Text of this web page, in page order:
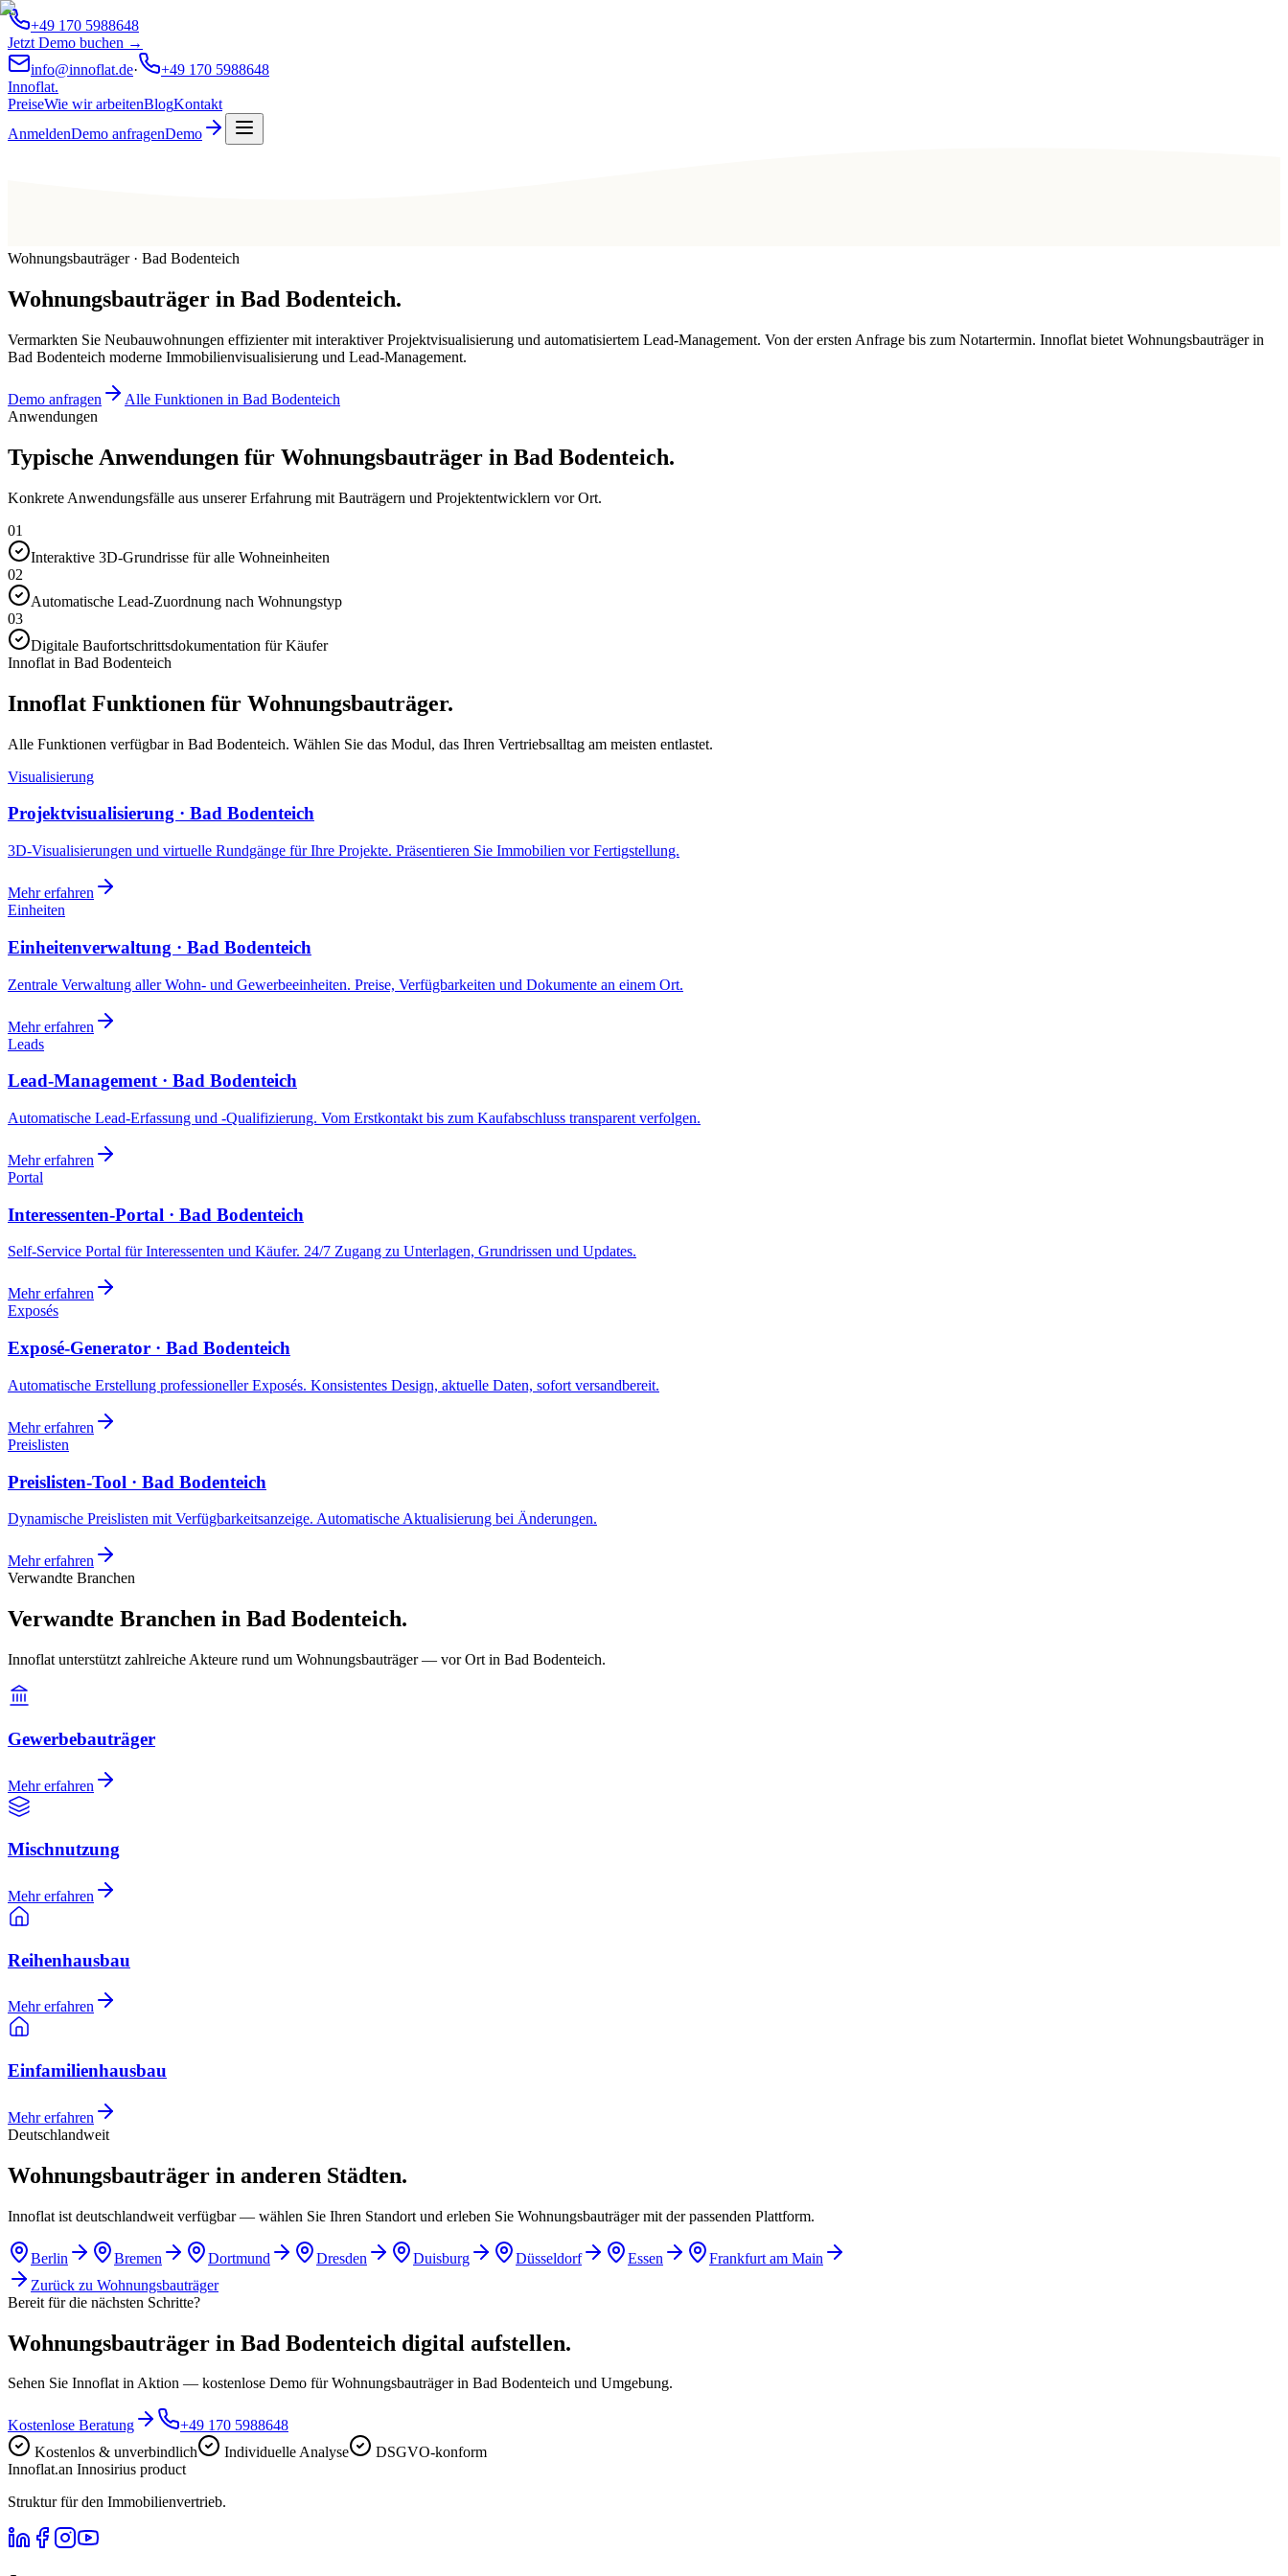
+49 170 5988648
Jetzt Demo buchen →
info@innoflat.de·
+49 170 5988648
Innoflat.
PreiseWie wir arbeitenBlogKontakt
AnmeldenDemo anfragenDemo
Wohnungsbauträger · Bad Bodenteich
Wohnungsbauträger in Bad Bodenteich.
Vermarkten Sie Neubauwohnungen effizienter mit interaktiver Projektvisualisierung und automatisiertem Lead-Management. Von der ersten Anfrage bis zum Notartermin. Innoflat bietet Wohnungsbauträger in
Bad Bodenteich moderne Immobilienvisualisierung und Lead-Management.
Demo anfragen
Alle Funktionen in Bad Bodenteich
Anwendungen
Typische Anwendungen für Wohnungsbauträger in Bad Bodenteich.
Konkrete Anwendungsfälle aus unserer Erfahrung mit Bauträgern und Projektentwicklern vor Ort.
01
Interaktive 3D-Grundrisse für alle Wohneinheiten
02
Automatische Lead-Zuordnung nach Wohnungstyp
03
Digitale Baufortschrittsdokumentation für Käufer
Innoflat in Bad Bodenteich
Innoflat Funktionen für Wohnungsbauträger.
Alle Funktionen verfügbar in Bad Bodenteich. Wählen Sie das Modul, das Ihren Vertriebsalltag am meisten entlastet.
Visualisierung
Projektvisualisierung · Bad Bodenteich
3D-Visualisierungen und virtuelle Rundgänge für Ihre Projekte. Präsentieren Sie Immobilien vor Fertigstellung.
Mehr erfahren
Einheiten
Einheitenverwaltung · Bad Bodenteich
Zentrale Verwaltung aller Wohn- und Gewerbeeinheiten. Preise, Verfügbarkeiten und Dokumente an einem Ort.
Mehr erfahren
Leads
Lead-Management · Bad Bodenteich
Automatische Lead-Erfassung und -Qualifizierung. Vom Erstkontakt bis zum Kaufabschluss transparent verfolgen.
Mehr erfahren
Portal
Interessenten-Portal · Bad Bodenteich
Self-Service Portal für Interessenten und Käufer. 24/7 Zugang zu Unterlagen, Grundrissen und Updates.
Mehr erfahren
Exposés
Exposé-Generator · Bad Bodenteich
Automatische Erstellung professioneller Exposés. Konsistentes Design, aktuelle Daten, sofort versandbereit.
Mehr erfahren
Preislisten
Preislisten-Tool · Bad Bodenteich
Dynamische Preislisten mit Verfügbarkeitsanzeige. Automatische Aktualisierung bei Änderungen.
Mehr erfahren
Verwandte Branchen
Verwandte Branchen in Bad Bodenteich.
Innoflat unterstützt zahlreiche Akteure rund um Wohnungsbauträger — vor Ort in Bad Bodenteich.
Gewerbebauträger
Mehr erfahren
Mischnutzung
Mehr erfahren
Reihenhausbau
Mehr erfahren
Einfamilienhausbau
Mehr erfahren
Deutschlandweit
Wohnungsbauträger in anderen Städten.
Innoflat ist deutschlandweit verfügbar — wählen Sie Ihren Standort und erleben Sie Wohnungsbauträger mit der passenden Plattform.
Berlin Bremen Dortmund Dresden Duisburg Düsseldorf Essen
Frankfurt am Main
Zurück zu Wohnungsbauträger
Bereit für die nächsten Schritte?
Wohnungsbauträger in Bad Bodenteich digital aufstellen.
Sehen Sie Innoflat in Aktion — kostenlose Demo für Wohnungsbauträger in Bad Bodenteich und Umgebung.
Kostenlose Beratung
+49 170 5988648
Kostenlos & unverbindlich
Individuelle Analyse
DSGVO-konform
Innoflat.an Innosirius product
Struktur für den Immobilienvertrieb.